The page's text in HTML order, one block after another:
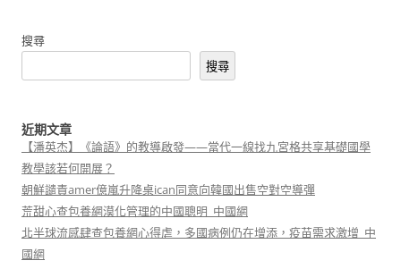
搜尋
搜尋
近期文章
【潘英杰】《論語》的教導啟發——當代一線找九宮格共享基礎國學
教學該若何開展？
朝鮮譴責amer億嵐升降桌ican同意向韓國出售空對空導彈
荒甜心查包養網漠化管理的中國聰明_中國網
北半球流感肆查包養網心得虐，多國病例仍在增添，疫苗需求激增_中
國網